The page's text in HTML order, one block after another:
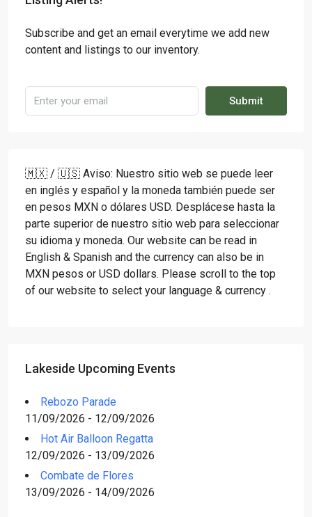
Subscribe and get an email everytime we add new
content and listings to our inventory.
Submit
🇲🇽 / 🇺🇸 Aviso: Nuestro sitio web se puede leer
en inglés y español y la moneda también puede ser
en pesos MXN o dólares USD. Desplácese hasta la
parte superior de nuestro sitio web para seleccionar
su idioma y moneda. Our website can be read in
English & Spanish and the currency can also be in
MXN pesos or USD dollars. Please scroll to the top
of our website to select your language & currency .
Lakeside Upcoming Events
Rebozo Parade
11/09/2026 - 12/09/2026
Hot Air Balloon Regatta
12/09/2026 - 13/09/2026
Combate de Flores
13/09/2026 - 14/09/2026